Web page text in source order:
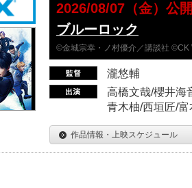
2026/08/07（金）公
ブルーロック
©金城宗幸・ノ村優介／講談社 ©CK
瀧悠輔
高橋文哉/櫻井海
青木柚/西垣匠/
作品情報・上映スケジュール